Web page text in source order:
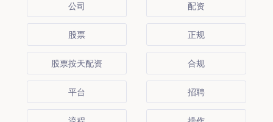
公司 配资
股票 正规
股票按天配资 合规
平台 招聘